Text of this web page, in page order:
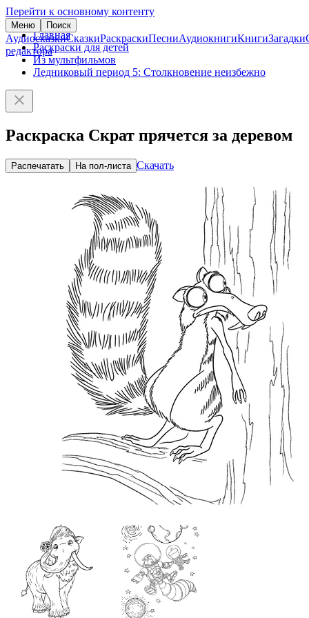
Перейти к основному контенту
Меню Поиск
АудиосказкиСказкиРаскраскиПесниАудиокнигиКнигиЗагадки
редактора
Главная
Раскраски для детей
Из мультфильмов
Ледниковый период 5: Столкновение неизбежно
Раскраска Скрат прячется за деревом
Распечатать На пол-листа Скачать